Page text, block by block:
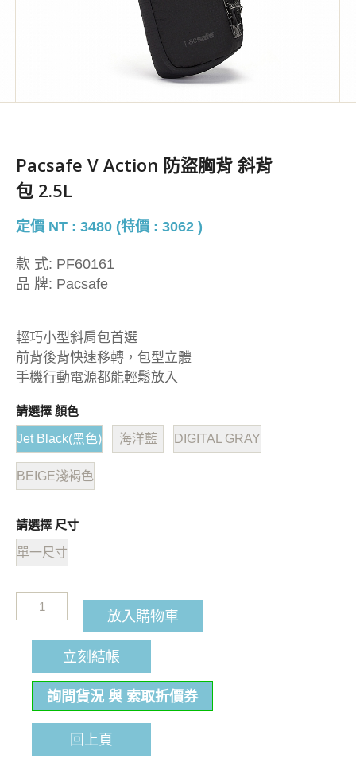
Pacsafe V Action 防盜胸背 斜背
包 2.5L
定價 NT : 3480 (特價 : 3062 )
款 式: PF60161
品 牌: Pacsafe
輕巧小型斜肩包首選
前背後背快速移轉，包型立體
手機行動電源都能輕鬆放入
請選擇 顏色
Jet Black(黑色) 海洋藍 DIGITAL GRAY
BEIGE淺褐色
請選擇 尺寸
單一尺寸
放入購物車
立刻結帳
詢問貨況 與 索取折價券
回上頁